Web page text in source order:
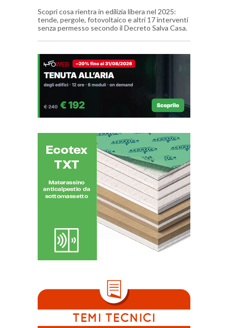
Scopri cosa rientra in edilizia libera nel 2025:
tende, pergole, fotovoltaico e altri 17 interventi
senza permesso secondo il Decreto Salva Casa.